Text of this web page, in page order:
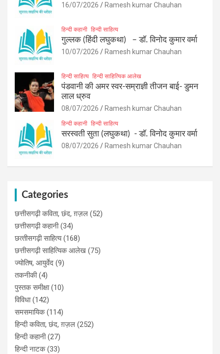
16/07/2026 Ramesh kumar Chauhan
हिन्दी कहानी हिन्दी साहित्य
गुल्लक (हिंदी लघुकथा) – डॉ. विनोद कुमार वर्मा
10/07/2026 Ramesh kumar Chauhan
हिन्दी साहित्य हिन्दी साहित्यिक आलेख
पंडवानी की अमर स्वर-सम्राज्ञी तीजन बाई- डुमन
लाल ध्रुव
08/07/2026 Ramesh kumar Chauhan
हिन्दी कहानी हिन्दी साहित्य
सरस्वती सुता (लघुकथा) ​- डॉ. विनोद कुमार वर्मा
08/07/2026 Ramesh kumar Chauhan
Categories
छत्तीसगढ़ी कविता, छंद, ग़ज़ल (52)
छत्तीसगढ़ी कहानी(34)
छत्‍तीसगढ़ी साहित्‍य(168)
छत्तीसगढ़ी साहित्यिक आलेख (75)
ज्योतिष, आयुर्वेद (9)
तकनीकी(4)
पुस्‍तक समीक्षा(10)
विविधा(142)
समसमायिक(114)
हिन्दी कविता, छंद, ग़ज़ल (252)
हिन्दी कहानी(27)
हिन्‍दी नाटक(33)